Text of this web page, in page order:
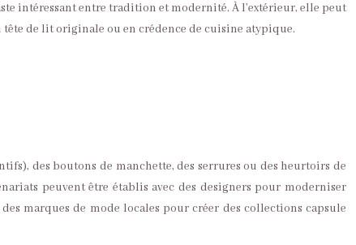
intéressant entre tradition et modernité. À l’extérieur, elle peut
de lit originale ou en crédence de cuisine atypique.
des boutons de manchette, des serrures ou des heurtoirs de
peuvent être établis avec des designers pour moderniser
marques de mode locales pour créer des collections capsule